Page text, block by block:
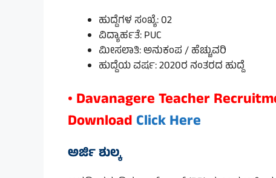
ಹುದ್ದೆಗಳ ಸಂಖ್ಯೆ: 02
ವಿದ್ಯಾರ್ಹತೆ: PUC
ಮೀಸಲಾತಿ: ಅನುಕಂಪ / ಹೆಚ್ಚುವರಿ
ಹುದ್ದೆಯ ವರ್ಷ: 2020ರ ನಂತರದ ಹುದ್ದೆ
• Davanagere Teacher
Download Click Here
ಅರ್ಜಿ ಶುಲ್ಕ